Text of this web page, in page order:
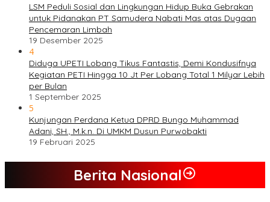
LSM Peduli Sosial dan Lingkungan Hidup Buka Gebrakan
untuk Pidanakan PT Samudera Nabati Mas atas Dugaan
Pencemaran Limbah
19 Desember 2025
4
Diduga UPETI Lobang Tikus Fantastis, Demi Kondusifnya
Kegiatan PETI Hingga 10 Jt Per Lobang Total 1 Milyar Lebih
per Bulan
1 September 2025
5
Kunjungan Perdana Ketua DPRD Bungo Muhammad
Adani, SH., M.k.n. Di UMKM Dusun Purwobakti
19 Februari 2025
Berita Nasional